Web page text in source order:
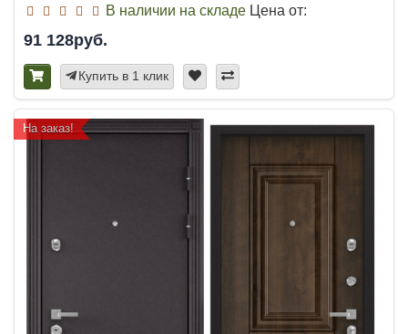
В наличии на складе Цена от:
91 128руб.
Купить в 1 клик
На заказ!